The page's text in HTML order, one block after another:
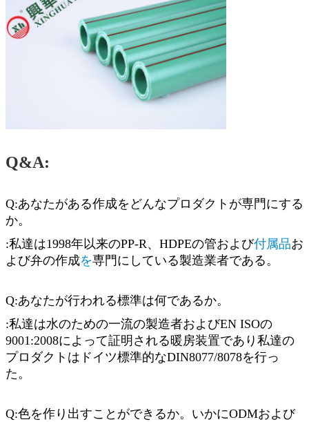
Q&A:
Q:あなたがある作成をどんなプロダクトが専門にする
か。
:私達は1998年以来のPP-R、HDPEの管および付属品お
よび弁の作成を専門にしている製造業者である。
Q:あなたが行われる標準は何であるか。
:私達は水のための一流の製造者およびEN ISOの
9001:2008によって証明される暖房装置であり私達の
プロダクトはドイツ標準的なDIN8077/8078を行っ
た。
Q:色を作り出すことができるか。いかにODMおよび